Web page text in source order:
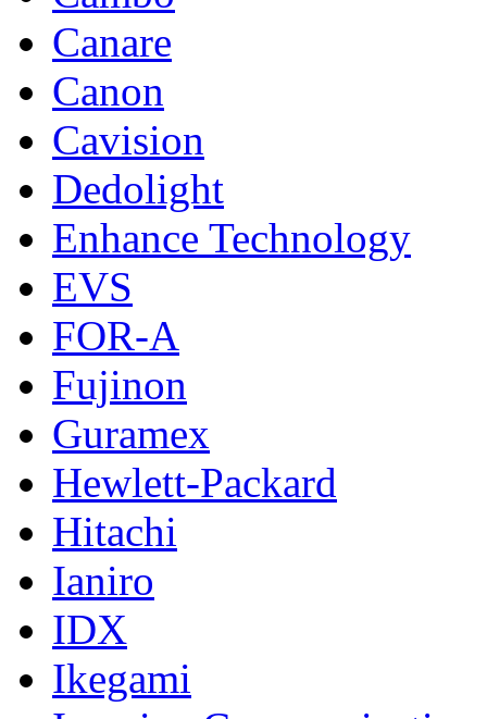
Canare
Canon
Cavision
Dedolight
Enhance Technology
EVS
FOR-A
Fujinon
Guramex
Hewlett-Packard
Hitachi
Ianiro
IDX
Ikegami